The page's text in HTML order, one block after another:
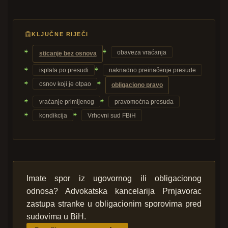
KLJUČNE RIJEČI
sticanje bez osnova obaveza vraćanja
isplata po presudi
naknadno preinačenje presude
osnov koji je otpao
obligaciono pravo
vraćanje primljenog
pravomoćna presuda
kondikcija
Vrhovni sud FBiH
Imate spor iz ugovornog ili obligacionog
odnosa? Advokatska kancelarija Prnjavorac
zastupa stranke u obligacionim sporovima pred
sudovima u BiH.